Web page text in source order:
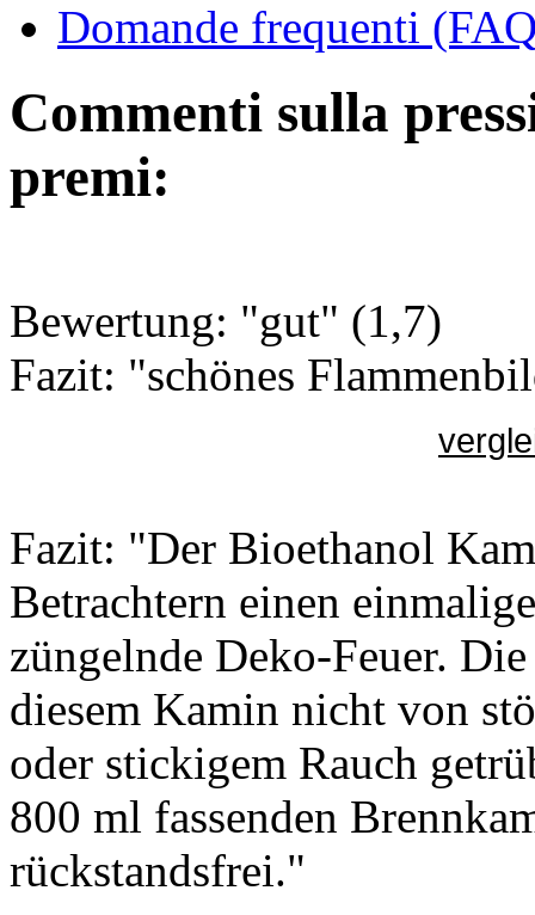
Domande frequenti
Commenti sulla
premi:
Bewertung: "gut" (1,7)
Fazit: "schönes
Fazit: "Der Bioethanol
Betrachtern einen
züngelnde Deko-Feuer.
diesem Kamin nicht von
oder stickigem Rauch
800 ml fassenden
rückstandsfrei."